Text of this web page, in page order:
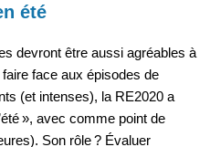
été
devront être aussi agréables à
faire face aux épisodes de
(et intenses), la RE2020 a
», avec comme point de
Son rôle ? Évaluer